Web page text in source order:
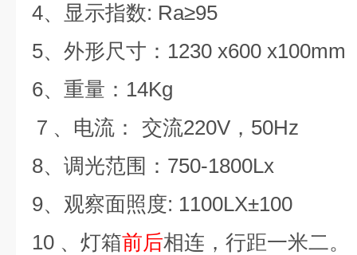
4、显示指数: Ra≥95
5、外形尺寸： 1230 x600 x100mm
6、重量： 14Kg
７、电流：
交流220V ， 50Hz
8、调光范围： 750-1800Lx
9、观察面照度: 1100LX±100
10 、灯箱前后相连，行距一米二。